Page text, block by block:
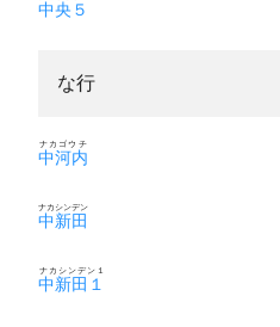
中央５
な行
中河内
ナカゴウチ
中新田
ナカシンデン
中新田１
ナカシンデン１